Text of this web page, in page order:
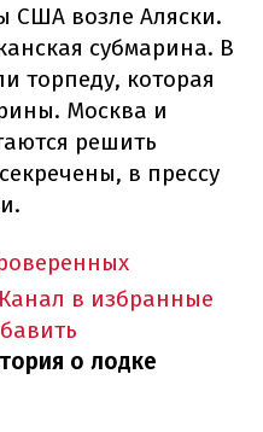
США возле Аляски.
субмарина. В
торпеду, которая
Москва и
решить
в прессу
в избранные
о лодке